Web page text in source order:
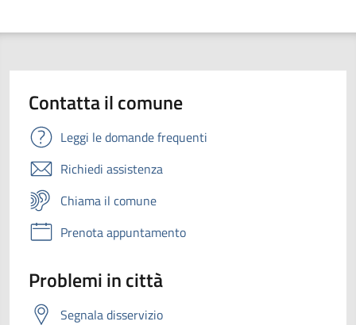
Contatta il comune
Leggi le domande frequenti
Richiedi assistenza
Chiama il comune
Prenota appuntamento
Problemi in città
Segnala disservizio